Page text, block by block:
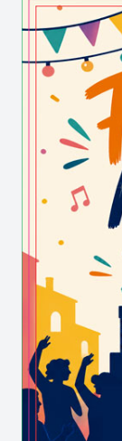
com uns
l’any 600
Al primer
XV
cases de
l’Hospital
segon pis
Alacant
a
Ponent.
La
càntirs a
ampolles,
cassons,
d’olives,